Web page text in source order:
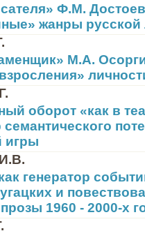
Ф.М.
жанры русской
М.А.
оборот «как в
семантического
игры
генератор
и
1960 - 2000-х